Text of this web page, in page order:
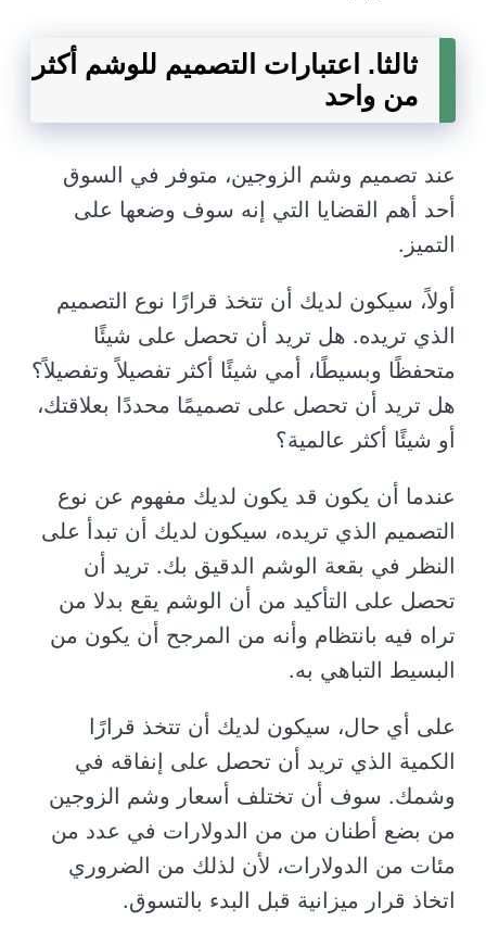
ثالثا. اعتبارات التصميم للوشم أكثر
من واحد
عند تصميم وشم الزوجين، متوفر في السوق
أحد أهم القضايا التي إنه سوف وضعها على
التميز.
أولاً، سيكون لديك أن تتخذ قرارًا نوع التصميم
الذي تريده. هل تريد أن تحصل على شيئًا
متحفظًا وبسيطًا، أمي شيئًا أكثر تفصيلاً وتفصيلاً؟
هل تريد أن تحصل على تصميمًا محددًا بعلاقتك،
أو شيئًا أكثر عالمية؟
عندما أن يكون قد يكون لديك مفهوم عن نوع
التصميم الذي تريده، سيكون لديك أن تبدأ على
النظر في بقعة الوشم الدقيق بك. تريد أن
تحصل على التأكيد من أن الوشم يقع بدلا من
تراه فيه بانتظام وأنه من المرجح أن يكون من
البسيط التباهي به.
على أي حال، سيكون لديك أن تتخذ قرارًا
الكمية الذي تريد أن تحصل على إنفاقه في
وشمك. سوف أن تختلف أسعار وشم الزوجين
من بضع أطنان من من الدولارات في عدد من
مئات من الدولارات، لأن لذلك من الضروري
اتخاذ قرار ميزانية قبل البدء بالتسوق.